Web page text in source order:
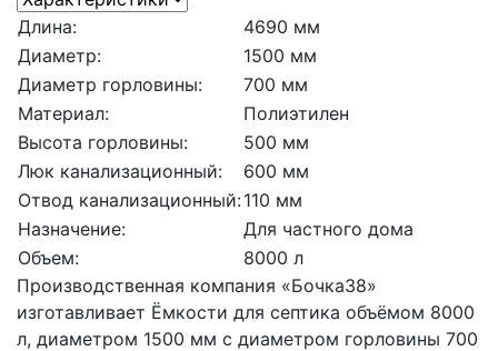
Длина:
4690 мм
Диаметр:
1500 мм
Диаметр горловины:
700 мм
Материал:
Полиэтилен
Высота горловины:
500 мм
Люк канализационный:
600 мм
Отвод канализационный:110 мм
Назначение:
Для частного дома
Объем:
8000 л
Производственная компания «Бочка38»
изготавливает Ёмкости для септика объёмом 8000
л, диаметром 1500 мм с диаметром горловины 700